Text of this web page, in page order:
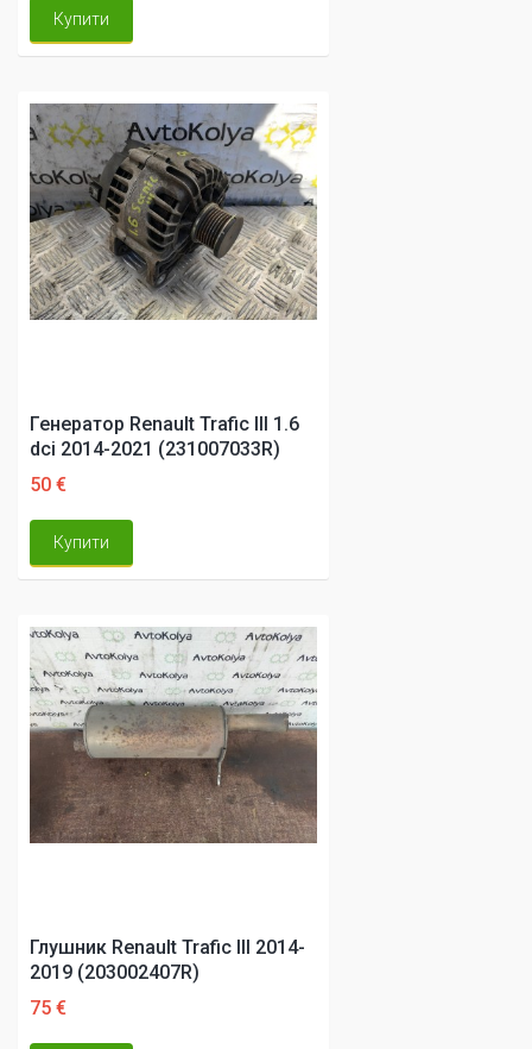
Купити
Генератор Renault Trafic III 1.6
dci 2014-2021 (231007033R)
50 €
Купити
Глушник Renault Trafic III 2014-
2019 (203002407R)
75 €